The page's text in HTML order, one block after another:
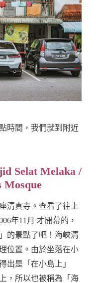
時間，我們就到附近
Selat Melaka /
Mosque
清真寺。查看了往上
年11月 才開幕的，
的景點了吧！海峽清
位置。由於坐落在小
出是「在小島上」
，所以也被稱為「海